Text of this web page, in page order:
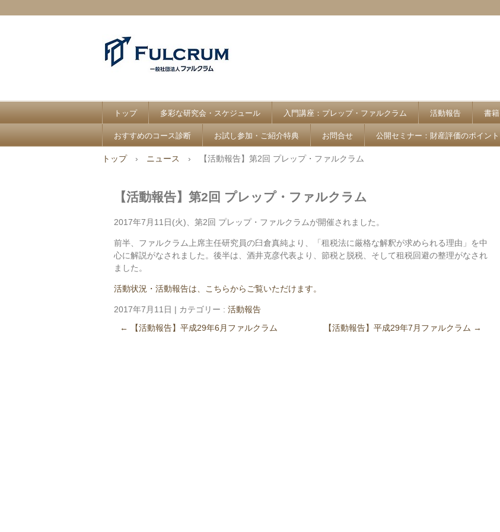
トップ 多彩な研究会・スケジュール 入門講座：プレップ・ファルクラム 活動報告 書籍
おすすめのコース診断 お試し参加・ご紹介特典 お問合せ 公開セミナー：財産評価のポイント
トップ › ニュース › 【活動報告】第2回 プレップ・ファルクラム
【活動報告】第2回 プレップ・ファルクラム
2017年7月11日(火)、第2回 プレップ・ファルクラムが開催されました。
前半、ファルクラム上席主任研究員の臼倉真純より、「租税法に厳格な解釈が求められる理由」を中
心に解説がなされました。後半は、酒井克彦代表より、節税と脱税、そして租税回避の整理がなされ
ました。
活動状況・活動報告は、こちらからご覧いただけます。
2017年7月11日 | カテゴリー : 活動報告
←
【活動報告】平成29年6月ファルクラム 【活動報告】平成29年7月ファルクラム →